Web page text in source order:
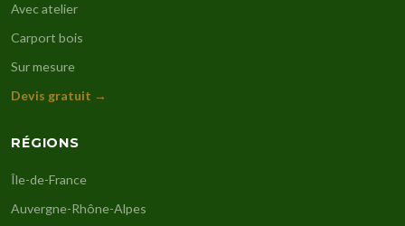
Avec atelier
Carport bois
Sur mesure
Devis gratuit →
RÉGIONS
Île-de-France
Auvergne-Rhône-Alpes